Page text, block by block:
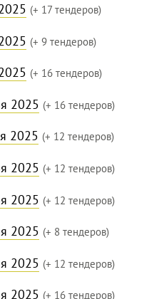
(+ 17 тендеров)
(+ 9 тендеров)
(+ 16 тендеров)
2025 (+ 16 тендеров)
2025 (+ 12 тендеров)
2025 (+ 12 тендеров)
2025 (+ 12 тендеров)
2025 (+ 8 тендеров)
2025 (+ 12 тендеров)
2025 (+ 16 тендеров)